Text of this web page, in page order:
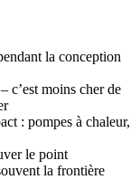
la conception
c’est moins cher de
: pompes à chaleur,
le point
la frontière